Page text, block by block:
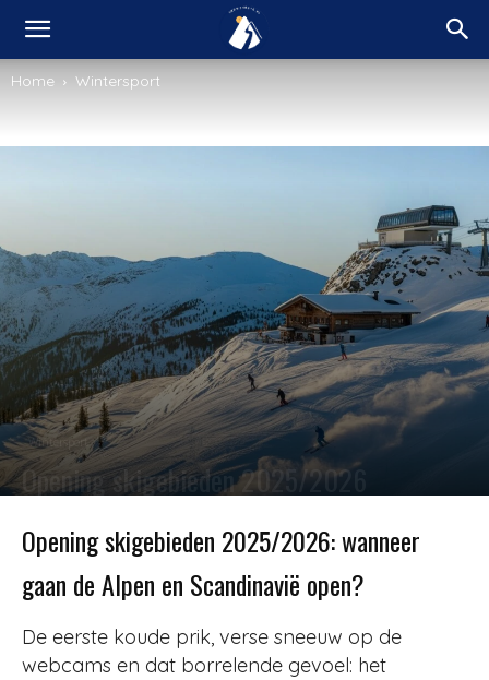
Home Wintersport
Wintersport
Opening skigebieden 2025/2026
Opening skigebieden 2025/2026: wanneer
gaan de Alpen en Scandinavië open?
De eerste koude prik, verse sneeuw op de
webcams en dat borrelende gevoel: het